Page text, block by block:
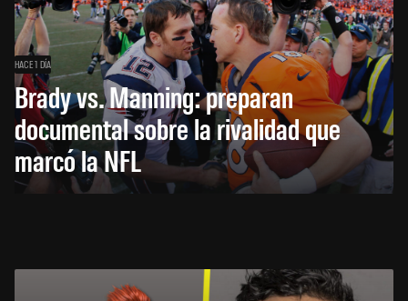
HACE 1 DÍA
Brady vs. Manning: preparan
documental sobre la rivalidad que
marcó la NFL